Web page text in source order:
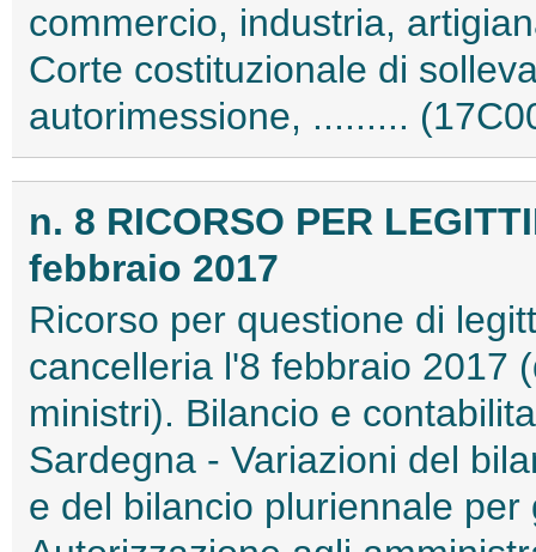
commercio, industria,
Corte costituzionale di
autorimessione, .........
n. 8 RICORSO PER
febbraio 2017
Ricorso per questione di
cancelleria l'8 febbraio 2017
ministri). Bilancio e
Sardegna - Variazioni del
e del bilancio pluriennale